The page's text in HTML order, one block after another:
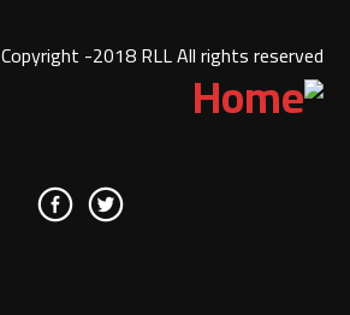
Copyright -2018 RLL All rights reserved